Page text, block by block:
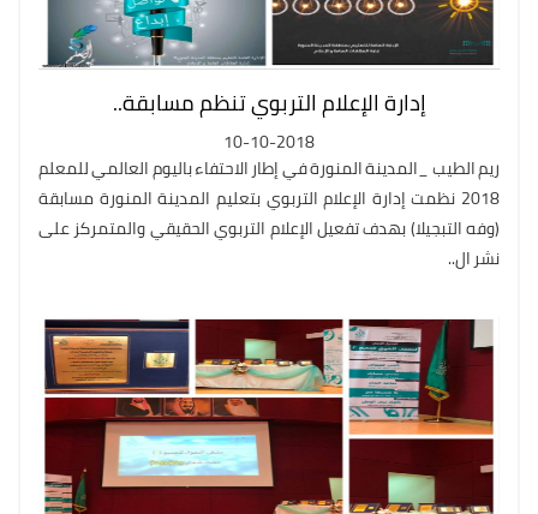
إدارة الإعلام التربوي تنظم مسابقة..
10-10-2018
ريم الطيب _المدينة المنورة في إطار الاحتفاء باليوم العالمي للمعلم
2018 نظمت إدارة الإعلام التربوي بتعليم المدينة المنورة مسابقة
(وفه التبجيلا) بهدف تفعيل الإعلام التربوي الحقيقي والمتمركز على
نشر ال..